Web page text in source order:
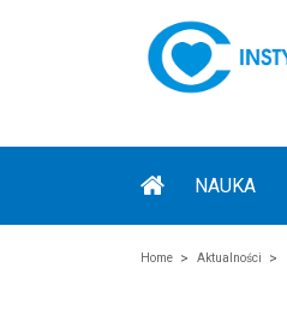
NAUKA
Home Aktualności